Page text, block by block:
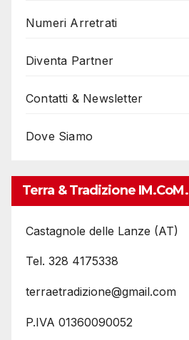
Numeri Arretrati
Diventa Partner
Contatti & Newsletter
Dove Siamo
Terra & Tradizione IM.coM.
Castagnole delle Lanze (AT)
Tel. 328 4175338
terraetradizione@gmail.com
P.IVA 01360090052